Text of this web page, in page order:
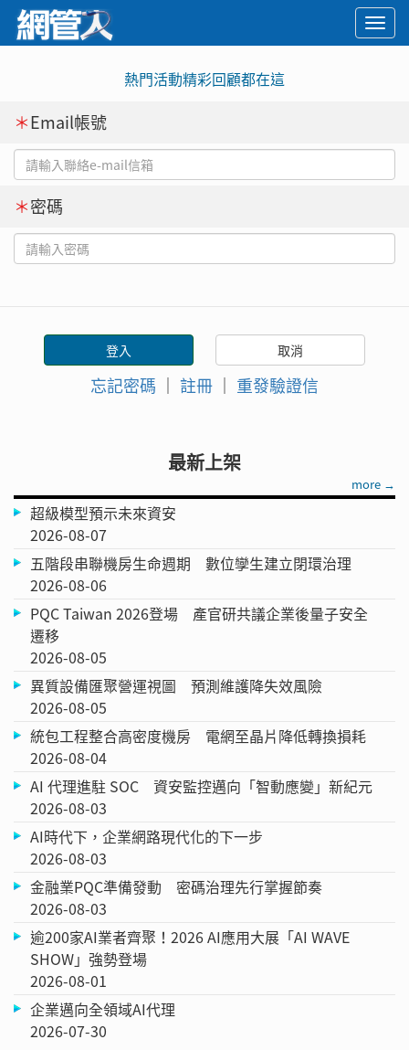
熱門活動精彩回顧都在這
＊Email帳號
＊密碼
忘記密碼 ｜ 註冊 ｜ 重發驗證信
最新上架
more →
超級模型預示未來資安
2026-08-07
五階段串聯機房生命週期 數位孿生建立閉環治理
2026-08-06
PQC Taiwan 2026登場 產官研共議企業後量子安全
遷移
2026-08-05
異質設備匯聚營運視圖 預測維護降失效風險
2026-08-05
統包工程整合高密度機房 電網至晶片降低轉換損耗
2026-08-04
AI 代理進駐 SOC 資安監控邁向「智動應變」新紀元
2026-08-03
AI時代下，企業網路現代化的下一步
2026-08-03
金融業PQC準備發動 密碼治理先行掌握節奏
2026-08-03
逾200家AI業者齊聚！2026 AI應用大展「AI WAVE
SHOW」強勢登場
2026-08-01
企業邁向全領域AI代理
2026-07-30